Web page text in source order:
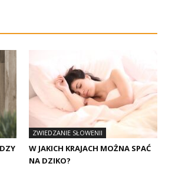
ZWIEDZANIE SŁOWENII
W JAKICH KRAJACH MOŻNA SPAĆ
NA DZIKO?